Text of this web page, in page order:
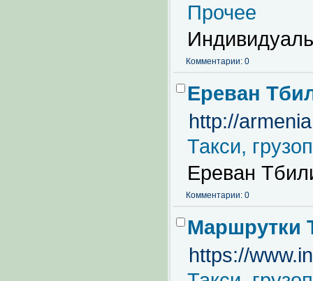
Прочее
Комментарии: 0
Ереван
http://
Такси,
Ереван
Комментарии: 0
Маршрутки
https://